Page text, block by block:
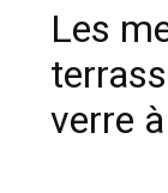
Les
verre